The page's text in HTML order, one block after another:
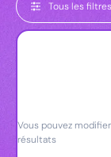
Tous les filtres
Vous pouvez
résultats